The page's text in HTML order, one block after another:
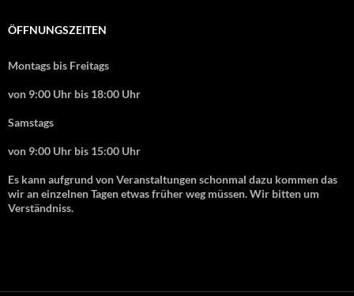
ÖFFNUNGSZEITEN
Montags bis Freitags
von 9:00 Uhr bis 18:00 Uhr
Samstags
von 9:00 Uhr bis 15:00 Uhr
Es kann aufgrund von Veranstaltungen schonmal dazu kommen das
wir an einzelnen Tagen etwas früher weg müssen. Wir bitten um
Verständniss.